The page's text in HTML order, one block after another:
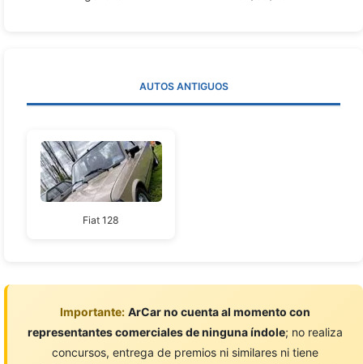
AUTOS ANTIGUOS
Fiat 128
Importante: ArCar no cuenta al momento con
representantes comerciales de ninguna índole; no realiza
concursos, entrega de premios ni similares ni tiene